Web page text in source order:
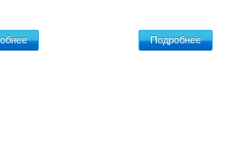
Подробнее